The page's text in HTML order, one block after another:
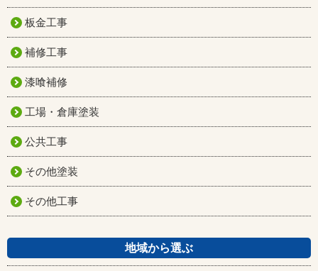
板金工事
補修工事
漆喰補修
工場・倉庫塗装
公共工事
その他塗装
その他工事
地域から選ぶ